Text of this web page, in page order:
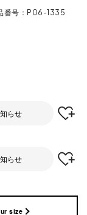
番号 P06-1335
らせ
らせ
size